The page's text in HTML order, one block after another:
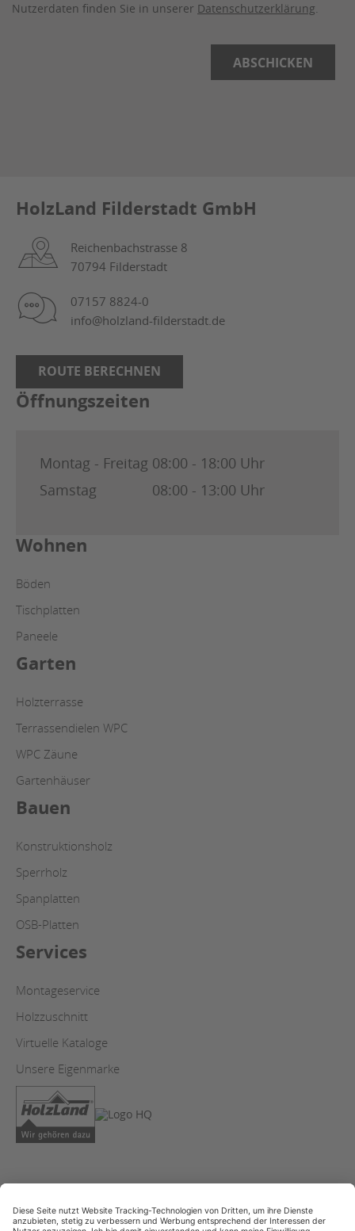
Nutzerdaten finden Sie in unserer Datenschutzerklärung.
HolzLand Filderstadt GmbH
Reichenbachstrasse 8
70794 Filderstadt
07157 8824-0
info@holzland-filderstadt.de
ROUTE BERECHNEN
Öffnungszeiten
Montag - Freitag 08:00 - 18:00 Uhr
Samstag
08:00 - 13:00 Uhr
Wohnen
Böden
Tischplatten
Paneele
Garten
Holzterrasse
Terrassendielen WPC
WPC Zäune
Gartenhäuser
Bauen
Konstruktionsholz
Sperrholz
Spanplatten
OSB-Platten
Services
Montageservice
Holzzuschnitt
Virtuelle Kataloge
Unsere Eigenmarke